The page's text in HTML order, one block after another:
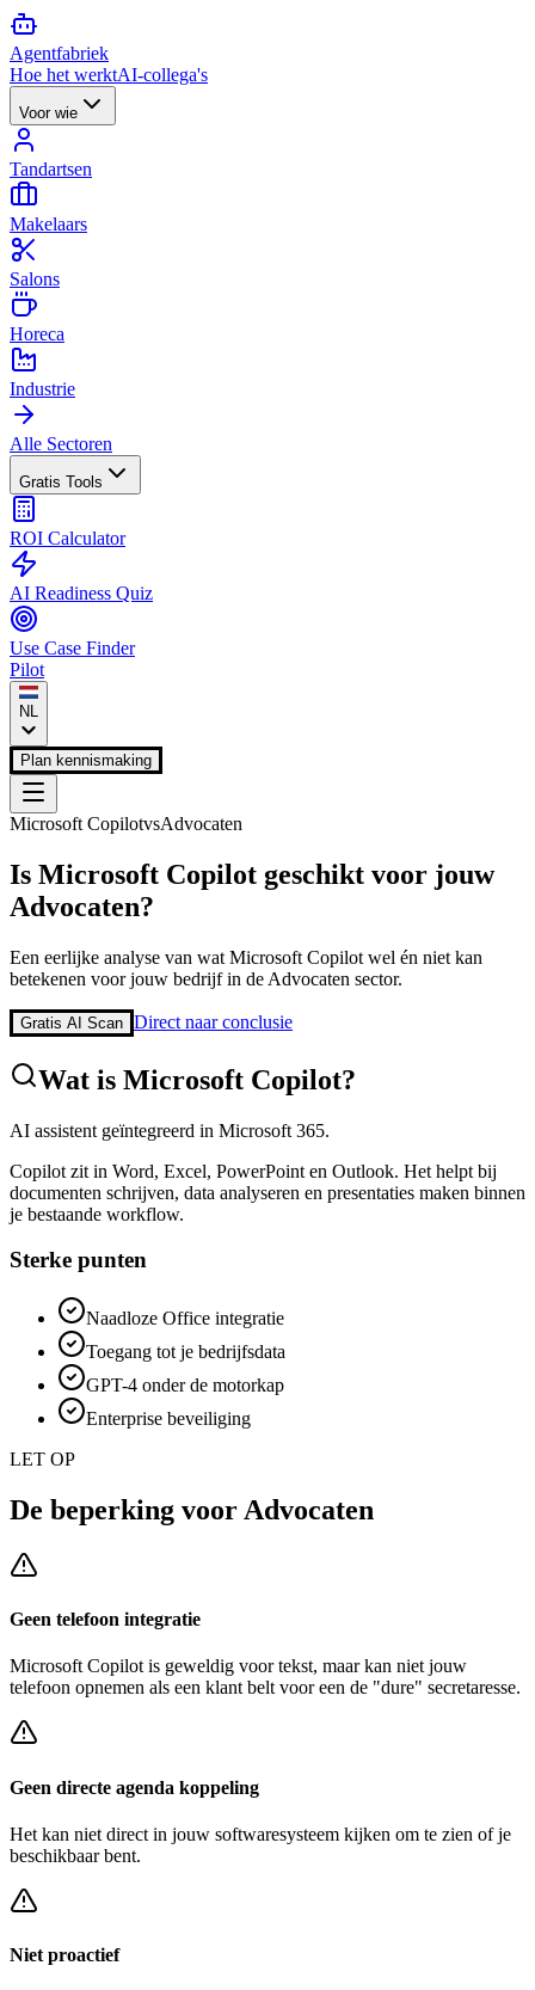
Agentfabriek
Hoe het werktAI-collega's
Voor wie
Tandartsen
Makelaars
Salons
Horeca
Industrie
Alle Sectoren
Gratis Tools
ROI Calculator
AI Readiness Quiz
Use Case Finder
Pilot
NL
Plan kennismaking
Microsoft CopilotvsAdvocaten
Is Microsoft Copilot geschikt voor jouw
Advocaten?
Een eerlijke analyse van wat Microsoft Copilot wel én niet kan
betekenen voor jouw bedrijf in de Advocaten sector.
Gratis AI Scan Direct naar conclusie
Wat is Microsoft Copilot?
AI assistent geïntegreerd in Microsoft 365.
Copilot zit in Word, Excel, PowerPoint en Outlook. Het helpt bij
documenten schrijven, data analyseren en presentaties maken binnen
je bestaande workflow.
Sterke punten
Naadloze Office integratie
Toegang tot je bedrijfsdata
GPT-4 onder de motorkap
Enterprise beveiliging
LET OP
De beperking voor Advocaten
Geen telefoon integratie
Microsoft Copilotis geweldig voor tekst, maar kan niet jouw
telefoon opnemen als een klant belt voor een de "dure" secretaresse.
Geen directe agenda koppeling
Het kan niet direct in jouw softwaresysteem kijken om te zien of je
beschikbaar bent.
Niet proactief